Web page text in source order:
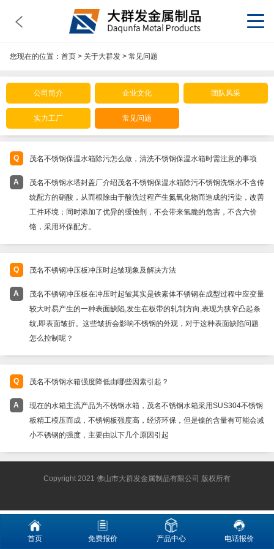
您现在的位置： 首页> 关于大群发> 常见问题
公司简介 企业文化 团队风采
实力工厂 常见问题
首页 免费报价 产品中心 电话报价
Q 茂名不锈钢保温水箱除污怎么做，清洗不锈钢保温水箱时需注意的事项
A
茂名不锈钢水塔封盖厂介绍茂名不锈钢保温水箱除污不锈钢洗钢水不含传
统配方的硝酸，从而根除由于酸洗过程产生氮氧化物而造成的污染，改善
工件环境；同时添加了优异的缓蚀剂，不会带来氢脆的危害，不含六价
铬，采用环保配方。
Q 茂名不锈钢冲压板冲压时起皱现象及解决方法
A
茂名不锈钢冲压板在冲压时起皱其实是铁素体不锈钢在成型过程中应变量
较大时易产生的一种表面缺陷,发生在板带的轧制方向,表现为狭窄凸起条
纹,即表面皱折。这些皱折会影响不锈钢的外观，对于这种表面缺陷问题
怎么控制呢？
Q 茂名不锈钢水箱强度降低由哪些因素引起？
A
现在的水箱主流产品为不锈钢水箱，茂名不锈钢水箱采用SUS304不锈钢
板精工模压而成，不锈钢板强度高，经济环保，但是镍的含量有可能会减
小不锈钢的强度，主要由以下几个原因引起
Copyright 2021 佛山市大群发金属制品有限公司 版权所有